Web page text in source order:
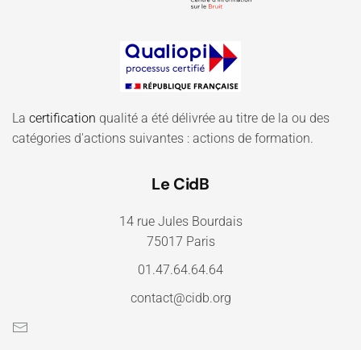
La certification qualité a été délivrée au titre de la ou des
catégories d'actions suivantes : actions de formation.
Le CidB
14 rue Jules Bourdais
75017 Paris
01.47.64.64.64
contact@cidb.org